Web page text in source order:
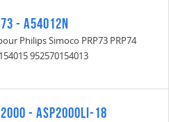
- A54012N
Philips Simoco PRP73 PRP74
952570154013
- ASP2000LI-18